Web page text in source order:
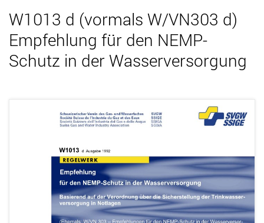
W1013 d (vormals W/VN303 d)
Empfehlung für den NEMP-
Schutz in der Wasserversorgung